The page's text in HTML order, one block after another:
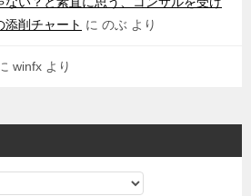
削チャート に のぶ より
winfx より